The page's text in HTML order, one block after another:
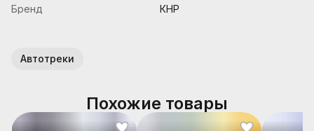
Бренд
КНР
Автотреки
Похожие товары